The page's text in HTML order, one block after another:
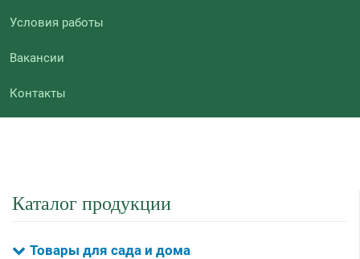
Условия работы
Вакансии
Контакты
Каталог продукции
Товары для сада и дома